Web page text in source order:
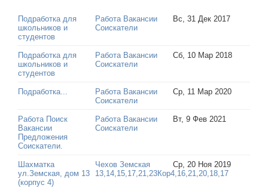
Подработка для
школьников и
студентов
Работа Вакансии
Соискатели
Вс, 31 Дек 2017
Подработка для
школьников и
студентов
Работа Вакансии
Соискатели
Сб, 10 Мар 2018
Подработка...
Работа Вакансии
Соискатели
Ср, 11 Мар 2020
Работа Поиск
Вакансии
Предложения
Соискатели.
Работа Вакансии
Соискатели
Вт, 9 Фев 2021
Шахматка
ул.Земская, дом 13
(корпус 4)
Чехов Земская
13,14,15,17,21,23Кор4,16,21,20,18,17
Ср, 20 Ноя 2019